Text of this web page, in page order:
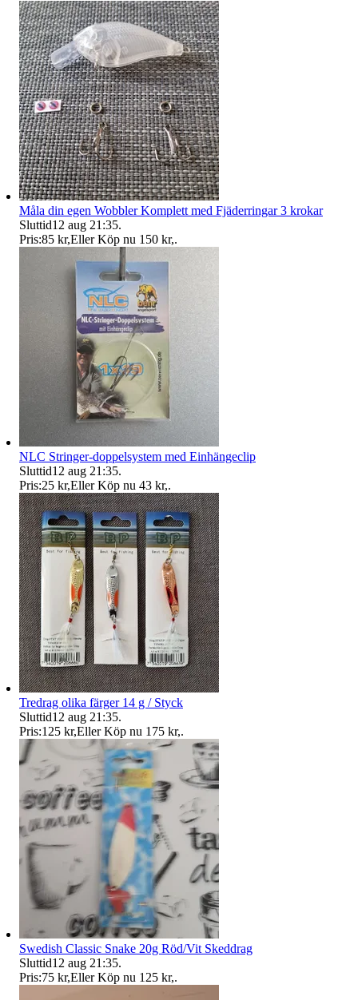
Måla din egen Wobbler Komplett med Fjäderringar 3 krokar
Sluttid12 aug 21:35.
Pris:85 kr,Eller Köp nu 150 kr,.
NLC Stringer-doppelsystem med Einhängeclip
Sluttid12 aug 21:35.
Pris:25 kr,Eller Köp nu 43 kr,.
Tredrag olika färger 14 g / Styck
Sluttid12 aug 21:35.
Pris:125 kr,Eller Köp nu 175 kr,.
Swedish Classic Snake 20g Röd/Vit Skeddrag
Sluttid12 aug 21:35.
Pris:75 kr,Eller Köp nu 125 kr,.